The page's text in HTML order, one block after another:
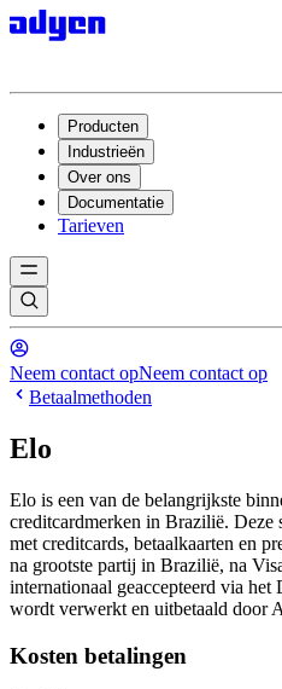
Producten
Industrieën
Over ons
Documentatie
Tarieven
Neem contact opNeem contact op
Betaalmethoden
Elo
Elo is een van de belangrijkste
creditcardmerken in Brazilië. Deze
met creditcards, betaalkaarten en
na grootste partij in Brazilië, na
internationaal geaccepteerd via
wordt verwerkt en uitbetaald door
Kosten betalingen